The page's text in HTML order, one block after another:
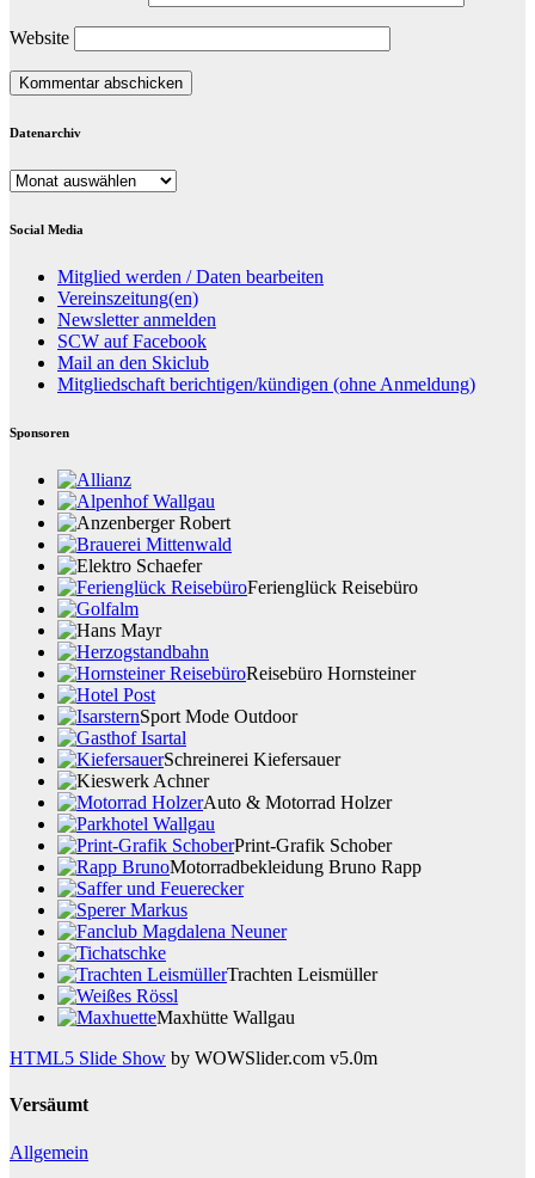
Website
Datenarchiv
Datenarchiv
Social Media
Mitglied werden / Daten bearbeiten
Vereinszeitung(en)
Newsletter anmelden
SCW auf Facebook
Mail an den Skiclub
Mitgliedschaft berichtigen/kündigen (ohne Anmeldung)
Sponsoren
Ferienglück Reisebüro
Reisebüro Hornsteiner
Sport Mode Outdoor
Schreinerei Kiefersauer
Auto & Motorrad Holzer
Print-Grafik Schober
Motorradbekleidung Bruno Rapp
Trachten Leismüller
Maxhütte Wallgau
HTML5 Slide Show by WOWSlider.com v5.0m
Versäumt
Allgemein